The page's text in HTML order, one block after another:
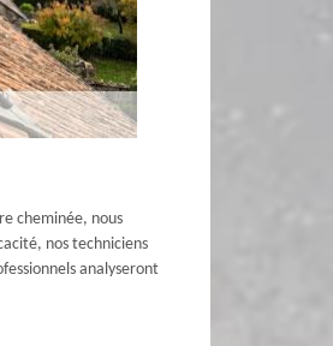
cheminée, nous
nos techniciens
analyseront